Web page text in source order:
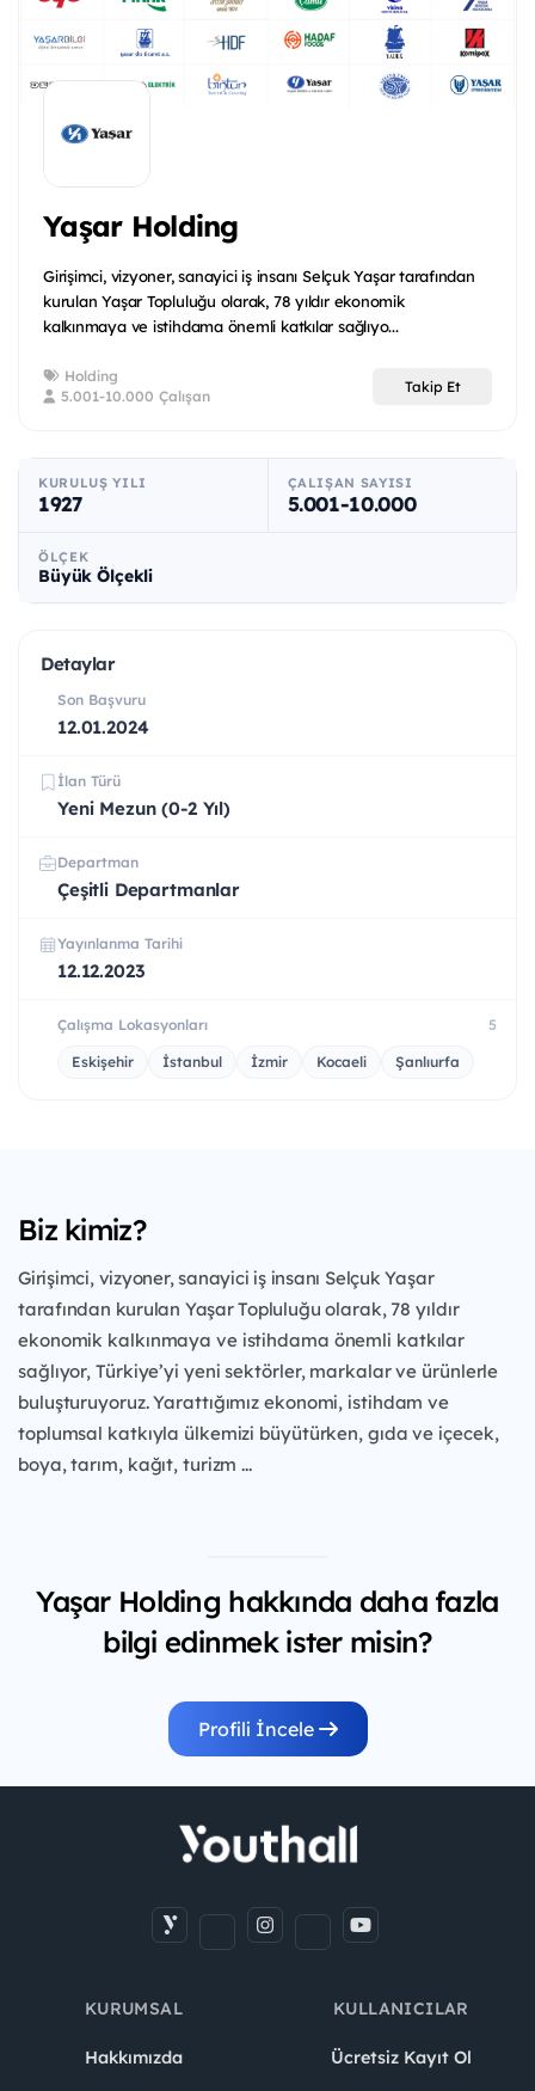
Yaşar Holding
Girişimci, vizyoner, sanayici iş insanı Selçuk Yaşar tarafından
kurulan Yaşar Topluluğu olarak, 78 yıldır ekonomik
kalkınmaya ve istihdama önemli katkılar sağlıyo...
Holding
5.001-10.000 Çalışan
Takip Et
KURULUŞ YILI
1927
ÇALIŞAN SAYISI
5.001-10.000
ÖLÇEK
Büyük Ölçekli
Detaylar
Son Başvuru
12.01.2024
İlan Türü
Yeni Mezun (0-2 Yıl)
Departman
Çeşitli Departmanlar
Yayınlanma Tarihi
12.12.2023
Çalışma Lokasyonları 5
Eskişehir İstanbul İzmir Kocaeli Şanlıurfa
Biz kimiz?
Girişimci, vizyoner, sanayici iş insanı Selçuk Yaşar
tarafından kurulan Yaşar Topluluğuolarak, 78 yıldır
ekonomik kalkınmaya ve istihdama önemli katkılar
sağlıyor, Türkiye’yi yeni sektörler, markalar ve ürünlerle
buluşturuyoruz. Yarattığımız ekonomi, istihdamve
toplumsal katkıyla ülkemizi büyütürken, gıda ve içecek,
boya, tarım, kağıt, turizm...
Yaşar Holding hakkında daha fazla
bilgi edinmek ister misin?
Profili İncele
KURUMSAL
Hakkımızda
KULLANICILAR
Ücretsiz Kayıt Ol